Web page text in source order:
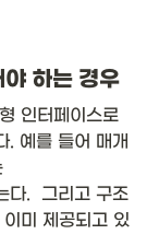
하는 경우
인터페이스로
. 예를 들어 매개
는
다.  그리고 구조
미 제공되고 있